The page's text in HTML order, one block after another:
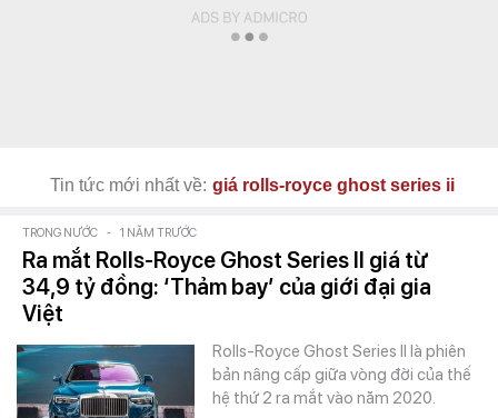
Tin tức mới nhất về: giá rolls-royce ghost series ii
TRONG NƯỚC - 1 NĂM TRƯỚC
Ra mắt Rolls-Royce Ghost Series II giá từ
34,9 tỷ đồng: ‘Thảm bay’ của giới đại gia
Việt
Rolls-Royce Ghost Series II là phiên
bản nâng cấp giữa vòng đời của thế
hệ thứ 2 ra mắt vào năm 2020.